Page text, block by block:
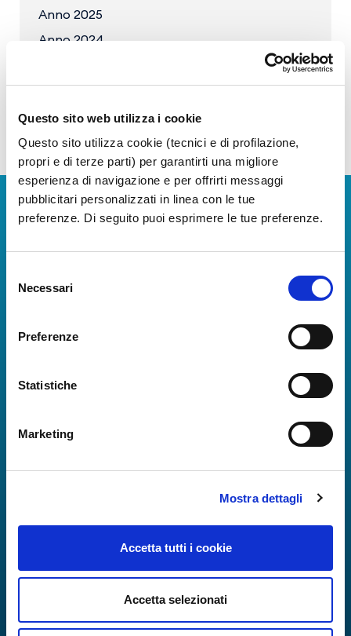
Questo sito web utilizza i cookie
Questo sito utilizza cookie (tecnici e di profilazione,
propri e di terze parti) per garantirti una migliore
esperienza di navigazione e per offrirti messaggi
pubblicitari personalizzati in linea con le tue
preferenze. Di seguito puoi esprimere le tue preferenze.
delNecessari
Preferenze
Statistiche
Marketing
Mostra dettagli
Accetta tutti i cookie
Accetta selezionati
Anno 2025
Anno 2024
Scarica App
Informazioni in tempo reale sui voli, tutti i servizi e i
numeri utili per rendere la tua esperienza